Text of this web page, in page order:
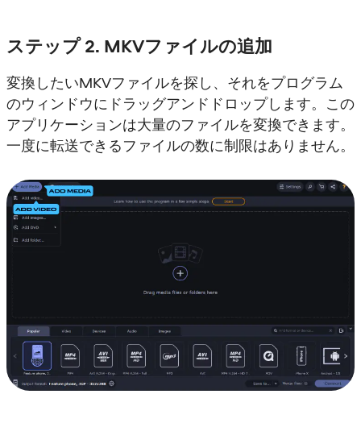
ステップ 2. MKVファイルの追加
変換したいMKVファイルを探し、それをプログラム
のウィンドウにドラッグアンドドロップします。この
アプリケーションは大量のファイルを変換できます。
一度に転送できるファイルの数に制限はありません。